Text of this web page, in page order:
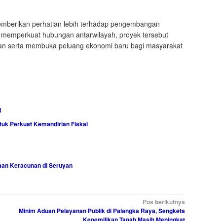
perhatian lebih terhadap pengembangan
hubungan antarwilayah, proyek tersebut
serta membuka peluang ekonomi baru bagi masyarakat
Perkuat Kemandirian Fiskal
Keracunan di Seruyan
Pos berikutnya
Minim Aduan Pelayanan Publik di Palangka Raya, Sengketa